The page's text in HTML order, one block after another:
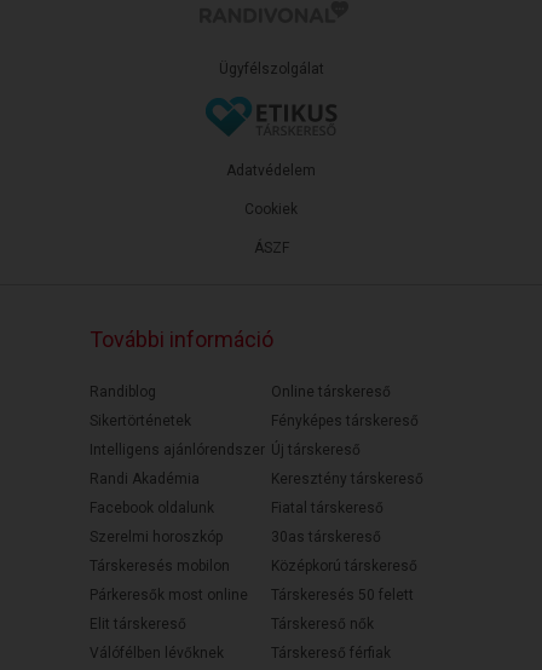
Ügyfélszolgálat
ÁSZF
Adatvédelem
Cookiek
További információ
Randiblog
Sikertörténetek
Intelligens ajánlórendszer
Randi Akadémia
Facebook oldalunk
Szerelmi horoszkóp
Társkeresés mobilon
Párkeresők most online
Elit társkereső
Válófélben lévőknek
Online társkereső
Fényképes társkereső
Új társkereső
Keresztény társkereső
Fiatal társkereső
30as társkereső
Középkorú társkereső
Társkeresés 50 felett
Társkereső nők
Társkereső férfiak